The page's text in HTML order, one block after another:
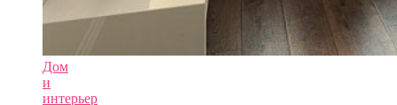
Дом
и
интерьер